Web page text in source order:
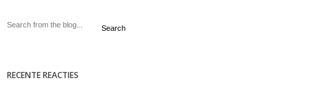
Search
RECENTE REACTIES